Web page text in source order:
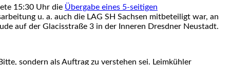
15:30 Uhr die Übergabe eines 5-seitigen
u. a. auch die LAG SH Sachsen mitbeteiligt war, an
auf der Glacisstraße 3 in der Inneren Dresdner Neustadt.
sondern als Auftrag zu verstehen sei. Leimkühler